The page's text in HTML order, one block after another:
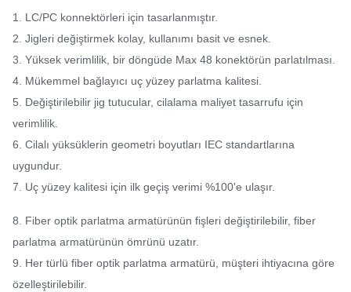
1. LC/PC konnektörleri için tasarlanmıştır.
2. Jigleri değiştirmek kolay, kullanımı basit ve esnek.
3. Yüksek verimlilik, bir döngüde Max 48 konektörün parlatılması.
4. Mükemmel bağlayıcı uç yüzey parlatma kalitesi.
5. Değiştirilebilir jig tutucular, cilalama maliyet tasarrufu için
verimlilik.
6. Cilalı yüksüklerin geometri boyutları IEC standartlarına
uygundur.
7. Uç yüzey kalitesi için ilk geçiş verimi %100'e ulaşır.
8. Fiber optik parlatma armatürünün fişleri değiştirilebilir, fiber
parlatma armatürünün ömrünü uzatır.
9. Her türlü fiber optik parlatma armatürü, müşteri ihtiyacına göre
özelleştirilebilir.